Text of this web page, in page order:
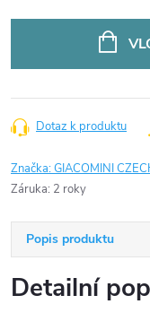
Dotaz k produktu
Značka:GIACOMINI
Záruka: 2 roky
Popis produktu
Detailní